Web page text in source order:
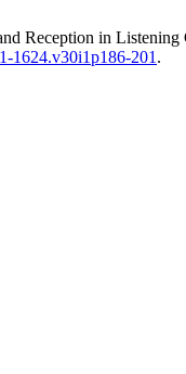
Reception in
1624.v30i1p186-201 .